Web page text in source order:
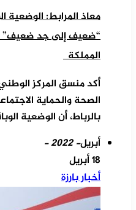
معاذ المرابط: الوضعية
المملكة
أكد منسق المركز الوطني
الصحة والحماية
بالرباط، أن الوضعية
أبريل- 2022 -
18 أبريل
أخبار بارزة